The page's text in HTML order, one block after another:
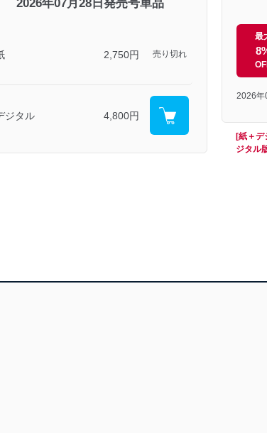
2026年07月28日発売号単品
2,750円 売り切れ
ジタル 4,800円
最
2026年
[紙＋
ジタル